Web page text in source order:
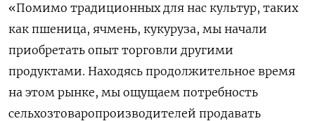
«Помимо традиционных для нас культур, таких
как пшеница, ячмень, кукуруза, мы начали
приобретать опыт торговли другими
продуктами. Находясь продолжительное время
на этом рынке, мы ощущаем потребность
сельхозтоваропроизводителей продавать